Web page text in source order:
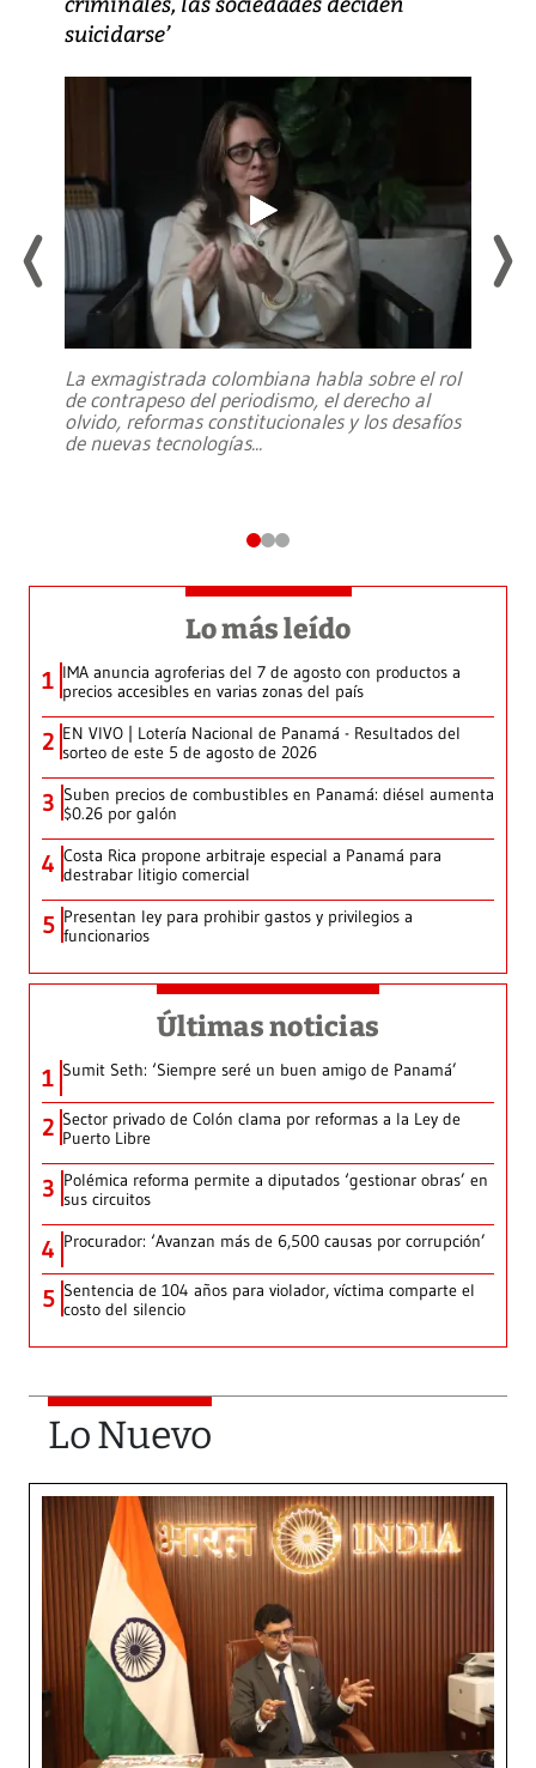
suicidarse’
La exmagistrada colombiana habla sobre el rol
de contrapeso del periodismo, el derecho al
olvido, reformas constitucionales y los desafíos
de nuevas tecnologías...
Lo más leído
1 IMA anuncia agroferias del 7 de agosto con productos a
precios accesibles en varias zonas del país
2 EN VIVO | Lotería Nacional de Panamá - Resultados del
sorteo de este 5 de agosto de 2026
3 Suben precios de combustibles en Panamá: diésel aumenta
$0.26 por galón
4 Costa Rica propone arbitraje especial a Panamá para
destrabar litigio comercial
5 Presentan ley para prohibir gastos y privilegios a
funcionarios
Últimas noticias
1 Sumit Seth: ‘Siempre seré un buen amigo de Panamá’
2 Sector privado de Colón clama por reformas a la Ley de
Puerto Libre
3 Polémica reforma permite a diputados ‘gestionar obras’ en
sus circuitos
4 Procurador: ‘Avanzan más de 6,500 causas por corrupción’
5 Sentencia de 104 años para violador, víctima comparte el
costo del silencio
Lo Nuevo